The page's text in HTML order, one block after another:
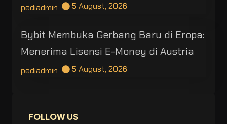
pediadmin 5 August, 2026
Bybit Membuka Gerbang Baru di Eropa:
Menerima Lisensi E-Money di Austria
pediadmin 5 August, 2026
FOLLOW US